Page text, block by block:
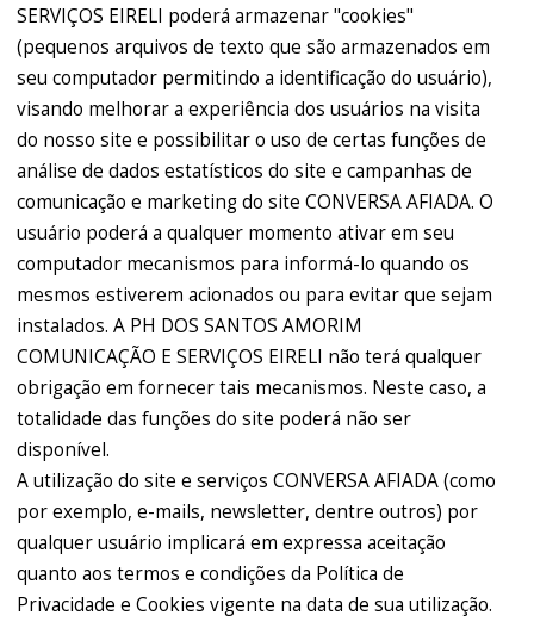
SERVIÇOS EIRELI poderá armazenar "cookies"
(pequenos arquivos de texto que são armazenados em
seu computador permitindo a identificação do usuário),
visando melhorar a experiência dos usuários na visita
do nosso site e possibilitar o uso de certas funções de
análise de dados estatísticos do site e campanhas de
comunicação e marketing do site CONVERSA AFIADA. O
usuário poderá a qualquer momento ativar em seu
computador mecanismos para informá-lo quando os
mesmos estiverem acionados ou para evitar que sejam
instalados. A PH DOS SANTOS AMORIM
COMUNICAÇÃO E SERVIÇOS EIRELI não terá qualquer
obrigação em fornecer tais mecanismos. Neste caso, a
totalidade das funções do site poderá não ser
disponível.
A utilização do site e serviços CONVERSA AFIADA (como
por exemplo, e-mails, newsletter, dentre outros) por
qualquer usuário implicará em expressa aceitação
quanto aos termos e condições da Política de
Privacidade e Cookies vigente na data de sua utilização.